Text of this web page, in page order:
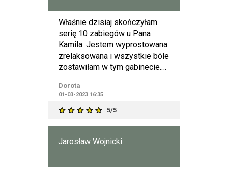
Właśnie dzisiaj skończyłam
serię 10 zabiegów u Pana
Kamila. Jestem wyprostowana
zrelaksowana i wszystkie bóle
zostawiłam w tym gabinecie.
Dorota
01-03-2023 16:35
5/5
Jarosław Wojnicki